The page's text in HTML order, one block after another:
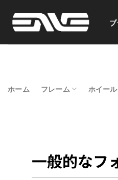
content
ホーム フレーム ホイール
一般的なフ